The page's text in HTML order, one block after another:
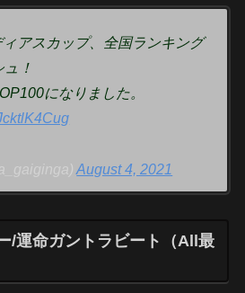
アスカップ、全国ランキング
！
になりました。
August 4, 2021
/運命ガントラビート（All最